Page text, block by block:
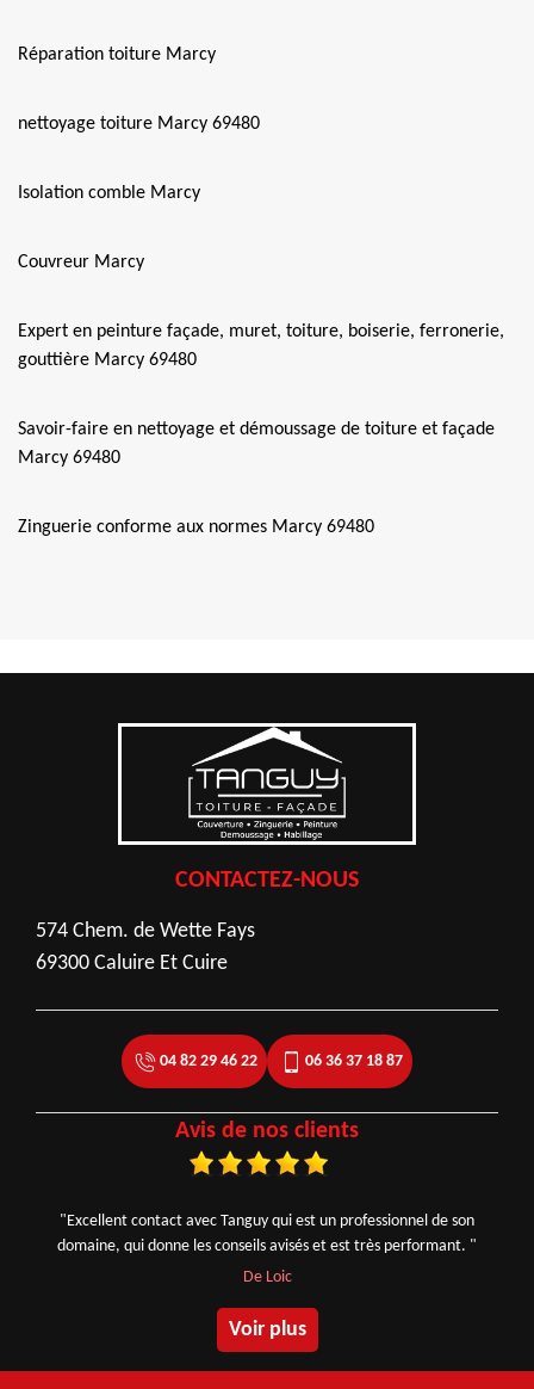
Réparation toiture Marcy
nettoyage toiture Marcy 69480
Isolation comble Marcy
Couvreur Marcy
Expert en peinture façade, muret, toiture, boiserie, ferronerie,
gouttière Marcy 69480
Savoir-faire en nettoyage et démoussage de toiture et façade
Marcy 69480
Zinguerie conforme aux normes Marcy 69480
CONTACTEZ-NOUS
574 Chem. de Wette Fays
69300 Caluire Et Cuire
04 82 29 46 22 06 36 37 18 87
Avis de nos clients
"Excellent contact avec Tanguy qui est un professionnel de son
domaine, qui donne les conseils avisés et est très performant. "
De Loic
Voir plus